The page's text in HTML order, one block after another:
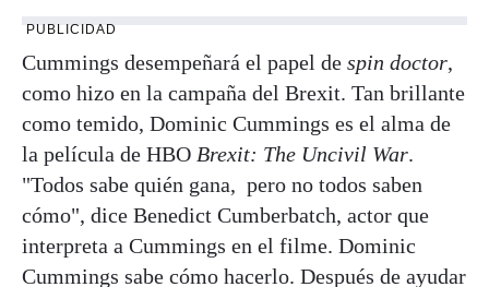
PUBLICIDAD
Cummings desempeñará el papel de spin doctor,
como hizo en la campaña del Brexit. Tan brillante
como temido, Dominic Cummings es el alma de
la película de HBO Brexit: The Uncivil War.
"Todos sabe quién gana, pero no todos saben
cómo", dice Benedict Cumberbatch, actor que
interpreta a Cummings en el filme. Dominic
Cummings sabe cómo hacerlo. Después de ayudar